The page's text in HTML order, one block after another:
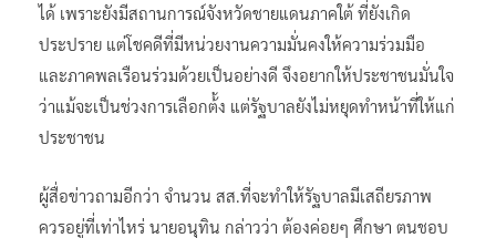
ได้ เพราะยังมีสถานการณ์จังหวัดชายแดนภาคใต้ ที่ยังเกิด
ประปราย แต่โชคดีที่มีหน่วยงานความมั่นคงให้ความร่วมมือ
และภาคพลเรือนร่วมด้วยเป็นอย่างดี จึงอยากให้ประชาชนมั่นใจ
ว่าแม้จะเป็นช่วงการเลือกต้้ง แต่รัฐบาลยังไม่หยุดทำหน้าที่ให้แก่
ประชาชน
ผู้สื่อข่าวถามอีกว่า จำนวน สส.ที่จะทำให้รัฐบาลมีเสถียรภาพ
ควรอยู่ที่เท่าไหร่ นายอนุทิน กล่าวว่า ต้องค่อยๆ ศึกษา ตนชอบ